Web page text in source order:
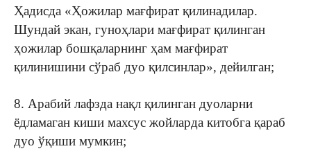
Ҳадисда «Ҳожилар мағфират қилинадилар.
Шундай экан, гуноҳлари мағфират қилинган
ҳожилар бошқаларнинг ҳам мағфират
қилинишини сўраб дуо қилсинлар», дейилган;
8. Арабий лафзда нақл қилинган дуоларни
ёдламаган киши махсус жойларда китобга қараб
дуо ўқиши мумкин;